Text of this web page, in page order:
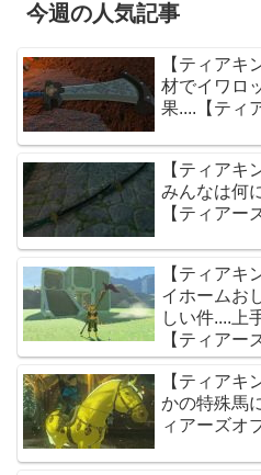
今週の人気記事
【ティアキ
材でイワロ
果....【ティ
【ティアキ
みんなは何
【ティアー
【ティアキ
イホームお
しい件....上
【ティアー
【ティアキ
かの特殊馬
ィアーズオ